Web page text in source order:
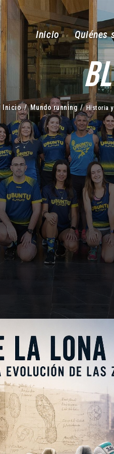
Inicio Quiénes
Inicio / Mundo running / Historia